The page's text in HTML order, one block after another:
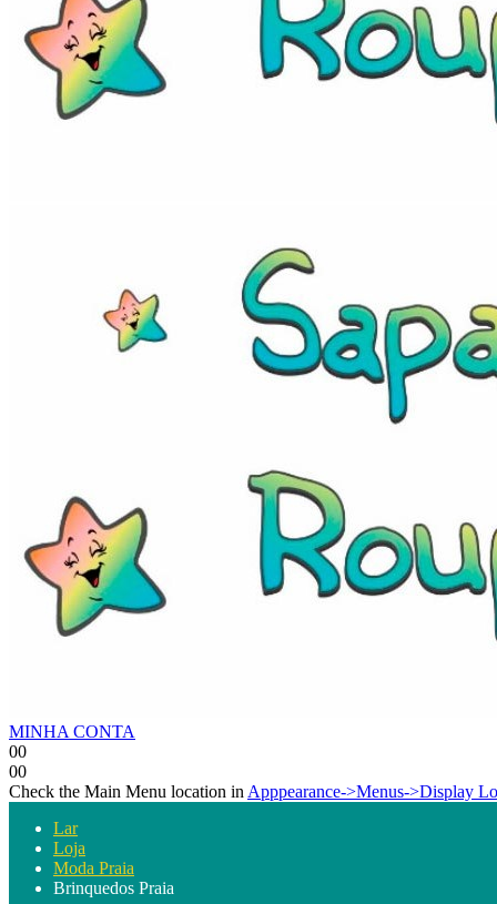
MINHA CONTA
00
00
Check the Main Menu location in Apppearance->Menus->Display
Lar
Loja
Moda Praia
Brinquedos Praia